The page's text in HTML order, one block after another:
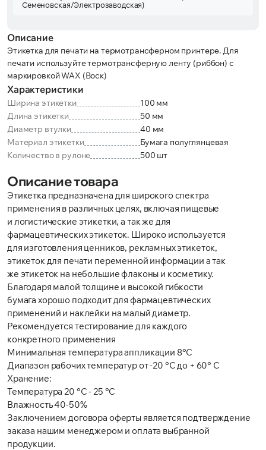
Описание
Этикетка для печати на термотрансферном принтере. Для
печати используйте термотрансферную ленту (риббон) с
маркировкой WAX (Воск)
Характеристики
Ширина этикетки
100 мм
Длина этикетки
50 мм
Диаметр втулки
40 мм
Материал этикетки
Бумага полуглянцевая
Количество в рулоне
500 шт
Семеновская/Электрозаводская)
Описание товара
Этикетка предназначена для широкого спектра
применения в различных целях, включая пищевые
и логистические этикетки, а так же для
фармацевтических этикеток. Широко используется
для изготовления ценников, рекламных этикеток,
этикеток для печати переменной информации а так
же этикеток на небольшие флаконы и косметику.
Благодаря малой толщине и высокой гибкости
бумага хорошо подходит для фармацевтических
применений и наклейки на малый диаметр.
Рекомендуется тестирование для каждого
конкретного применения
Минимальная температура аппликации 8°C
Диапазон рабочих температур от -20 °C до + 60° C
Хранение:
Температура 20 °C - 25 °C
Влажность 40-50%
Заключением договора оферты является подтверждение
заказа нашим менеджером и оплата выбранной
продукции.